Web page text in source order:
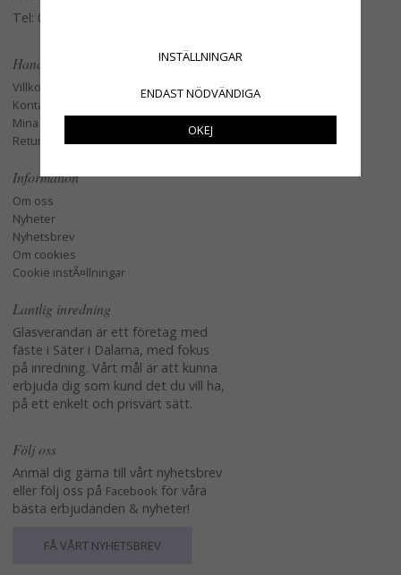
Tel: 079-3495968
Handla
Villkor
Kontakta oss
Mina favoriter
Retur och Reklamation
Information
Om oss
Nyheter
Nyhetsbrev
Om cookies
Cookie instÃ¤llningar
Lantlig inredning
Glasverandan är ett företag med
fäste i Säter i Dalarna, med fokus
på inredning. Vårt mål är att kunna
erbjuda dig som kund det du vill ha,
på ett enkelt och prisvärt sätt.
Följ oss
Anmäl dig gärna till vårt nyhetsbrev
eller följ oss på Facebook för våra
bästa erbjudanden & nyheter!
FÅ VÅRT NYHETSBREV
INSTÄLLNINGAR
ENDAST NÖDVÄNDIGA
OKEJ